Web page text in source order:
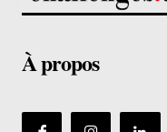
À propos